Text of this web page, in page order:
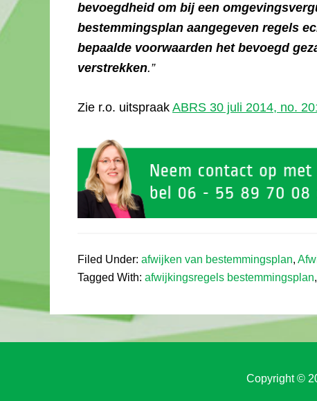
bevoegdheid om bij een
bestemmingsplan aangegeven regels
bepaalde voorwaarden het bevoegd
verstrekken.”
Zie r.o. uitspraak ABRS 30 juli 2014, no.
Filed Under: afwijken van bestemmingsplan,
Tagged With: afwijkingsregels bestemmingsplan,
Copyright ©